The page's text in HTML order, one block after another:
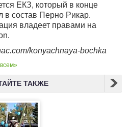
ЕКЗ, который в конце
в состав Перно Рикар.
владеет правами на
konyachnaya-bochka
ТАКЖЕ